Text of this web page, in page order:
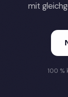
mit
100